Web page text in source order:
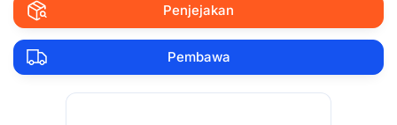
Penjejakan
Pembawa